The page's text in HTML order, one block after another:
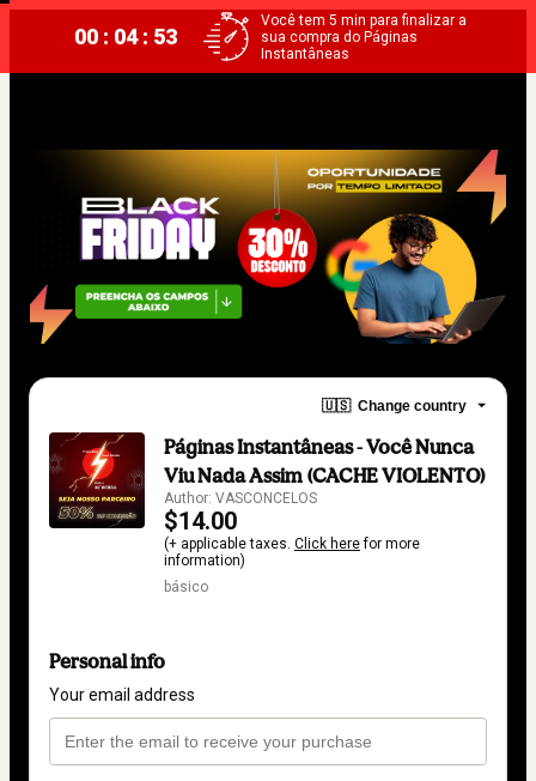
00 : 04 : 52
Você tem 5 min para finalizar a
sua compra do Páginas
Instantâneas
🇺🇸 Change country
Páginas Instantâneas - Você Nunca
Viu Nada Assim (CACHE VIOLENTO)
Author: VASCONCELOS
$14.00
(+ applicable taxes. Click herefor more
information)
básico
Personal info
Your email address